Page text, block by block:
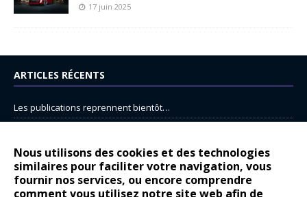
Nous utilisons des cookies et des technologies
similaires pour faciliter votre navigation, vous
fournir nos services, ou encore comprendre
comment vous utilisez notre site web afin de
17 juin 2025
ARTICLES RÉCENTS
Les publications reprennent bientôt…
14 juillet : nouveau film de marque pour Citroën
Renault Espace : voyage, voyage…
Peugeot E-208 GTi : naissance d’une légende